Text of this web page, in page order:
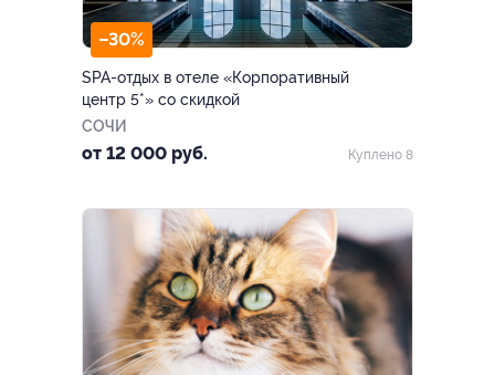
–30%
SPA-отдых в отеле «Корпоративный
центр 5*» со скидкой
СОЧИ
от 12 000 руб. Куплено 8